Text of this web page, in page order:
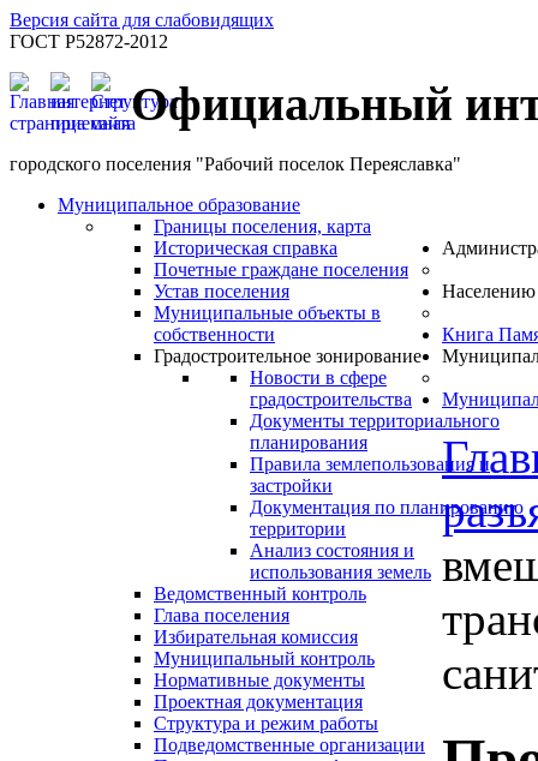
Версия сайта для слабовидящих
ГОСТ Р52872-2012
Официальный
городского поселения "Рабочий поселок Переяславка"
Муниципальное образование
Границы поселения, карта
Историческая справка
Почетные граждане поселения
Устав поселения
Муниципальные объекты в
собственности
Градостроительное зонирование
Новости в сфере
градостроительства
Документы территориального
планирования
Правила землепользования и
застройки
Документация по планированию
территории
Анализ состояния и
использования земель
Ведомственный контроль
Глава поселения
Избирательная комиссия
Муниципальный контроль
Нормативные документы
Проектная документация
Структура и режим работы
Подведомственные организации
Населению
Книга